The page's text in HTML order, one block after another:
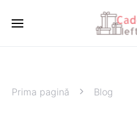
Prima pagină Blog